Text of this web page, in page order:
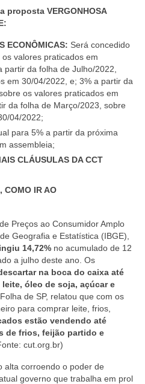
VERGONHOSA
ECONÔMICAS: Será concedido
valores praticados em
da folha de Julho/2022,
em 30/04/2022, e; 3% a partir da
os valores praticados em
da folha de Março/2023, sobre
04/2022;
para 5% a partir da próxima
assembleia;
CLÁUSULAS DA CCT
COMO IR AO
Preços ao Consumidor Amplo
Geografia e Estatística (IBGE),
14,72% no acumulado de 12
a julho deste ano. Os
na boca do caixa até
óleo de soja, açúcar e
de SP, relatou que com os
para comprar leite, frios,
estão vendendo até
de frios, feijão partido e
cut.org.br)
alta corroendo o poder de
governo que trabalha em prol